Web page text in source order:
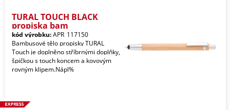
TURAL TOUCH BLACK
propiska bam
kód výrobku:APR_117150
Bambusové tělo propisky TURAL
Touch je doplněno stříbrnými doplňky,
špičkou s touch koncem a kovovým
rovným klipem.Nápl%